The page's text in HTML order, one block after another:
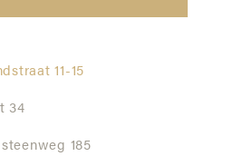
11-15
34
185